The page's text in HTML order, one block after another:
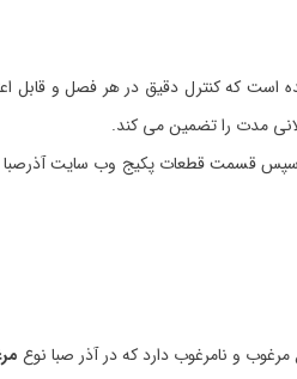
که کنترل دقیق در هر فصل و قابل
مدت را تضمین می کند.
قطعات پکیج وب سایت آذرصبا
و نامرغوب دارد که در آذر صبا نوع